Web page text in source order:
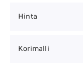
Hinta
Korimalli